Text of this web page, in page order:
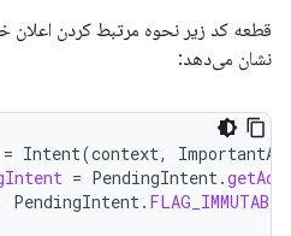
قطعه کد زیر نحوه مرتبط کردن
نشان می‌دهد:
= Intent(context,
= PendingIntent .
PendingIntent . FLAG_IMMUTABLE